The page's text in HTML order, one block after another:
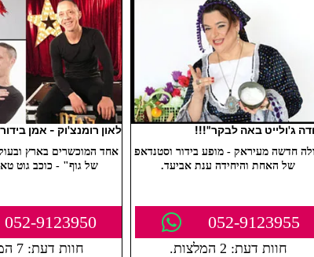
ג'ולייט באה לבקר"!!!
חדשה מעיראק - מופע בידור וסטנדאפ
של האחת והיחידה ענת אביעד.
052-9123955
חוות דעת: 2 המלצות.
לאון רומנצ'וק - אמן
אחד המוכשרים בארץ
של גוף" - כוכב גוט
052-9123950
חוות דעת: 7 המלצות.